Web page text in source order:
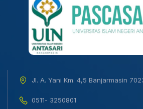
Jl. A. Yani Km. 4,5 Banjarmasin
0511- 3250801